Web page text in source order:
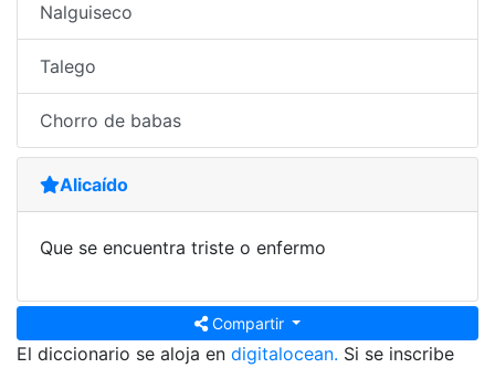
Nalguiseco
Talego
Chorro de babas
Alicaído
Que se encuentra triste o enfermo
Compartir
El diccionario se aloja en digitalocean. Si se inscribe